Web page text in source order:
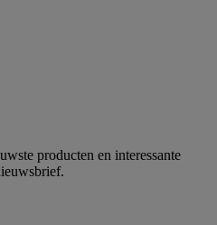
producten en interessante